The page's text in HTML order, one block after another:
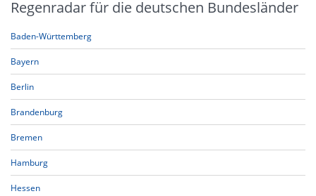
Regenradar für die deutschen Bundesländer
Baden-Württemberg
Bayern
Berlin
Brandenburg
Bremen
Hamburg
Hessen